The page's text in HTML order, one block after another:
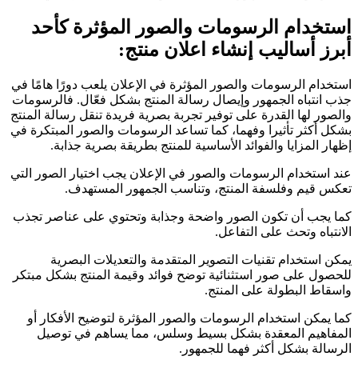
استخدام الرسومات والصور المؤثرة كأحد
أبرز أساليب إنشاء اعلان منتج:
استخدام الرسومات والصور المؤثرة في الإعلان يلعب دورًا هامًا في
جذب انتباه الجمهور وإيصال رسالة المنتج بشكل فعّال. فالرسومات
والصور لها القدرة على توفير تجربة بصرية فريدة تنقل رسالة المنتج
بشكل أكثر تأثيرا وفهما، كما تساعد الرسومات والصور المبتكرة في
إظهار المزايا والفوائد الأساسية للمنتج بطريقة بصرية جذابة.
عند استخدام الرسومات والصور في الإعلان يجب اختيار الصور التي
تعكس قيم وفلسفة المنتج، وتناسب الجمهور المستهدف.
كما يجب أن تكون الصور واضحة وجذابة وتحتوي على عناصر تجذب
الانتباه وتحث على التفاعل.
يمكن استخدام تقنيات التصوير المتقدمة والتعديلات البصرية
للحصول على صور استثنائية توضح فوائد وقيمة المنتج بشكل مبتكر
واسقاط البطولة على المنتج.
كما يمكن استخدام الرسومات والصور المؤثرة لتوضيح الأفكار أو
المفاهيم المعقدة بشكل بسيط وسلس، مما يساهم في توصيل
الرسالة بشكل أكثر فهما للجمهور.